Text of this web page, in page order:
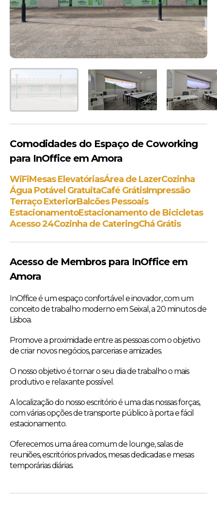
Comodidades do Espaço de Coworking
para InOffice em Amora
WiFiMesas ElevatóriasÁrea de LazerCozinha
Água Potável GratuitaCafé GrátisImpressão
Terraço ExteriorBalcões Pessoais
EstacionamentoEstacionamento de Bicicletas
Acesso 24Cozinha de CateringChá Grátis
Acesso de Membros para InOffice em
Amora
InOffice é um espaço confortável e inovador, com um
conceito de trabalho moderno em Seixal, a 20 minutos de
Lisboa.
Promove a proximidade entre as pessoas com o objetivo
de criar novos negócios, parcerias e amizades.
O nosso objetivo é tornar o seu dia de trabalho o mais
produtivo e relaxante possível.
A localização do nosso escritório é uma das nossas forças,
com várias opções de transporte público à porta e fácil
estacionamento.
Oferecemos uma área comum de lounge, salas de
reuniões, escritórios privados, mesas dedicadas e mesas
temporárias diárias.